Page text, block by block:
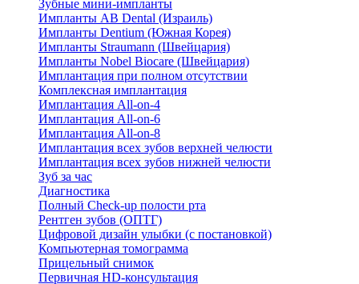
Зубные мини-импланты
Импланты AB Dental (Израиль)
Импланты Dentium (Южная Корея)
Импланты Straumann (Швейцария)
Импланты Nobel Biocare (Швейцария)
Имплантация при полном отсутствии
Комплексная имплантация
Имплантация All-on-4
Имплантация All-on-6
Имплантация All-on-8
Имплантация всех зубов верхней челюсти
Имплантация всех зубов нижней челюсти
Зуб за час
Диагностика
Полный Check-up полости рта
Рентген зубов (ОПТГ)
Цифровой дизайн улыбки (с постановкой)
Компьютерная томограмма
Прицельный снимок
Первичная HD-консультация